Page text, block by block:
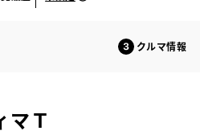
クルマ情報
マＴ